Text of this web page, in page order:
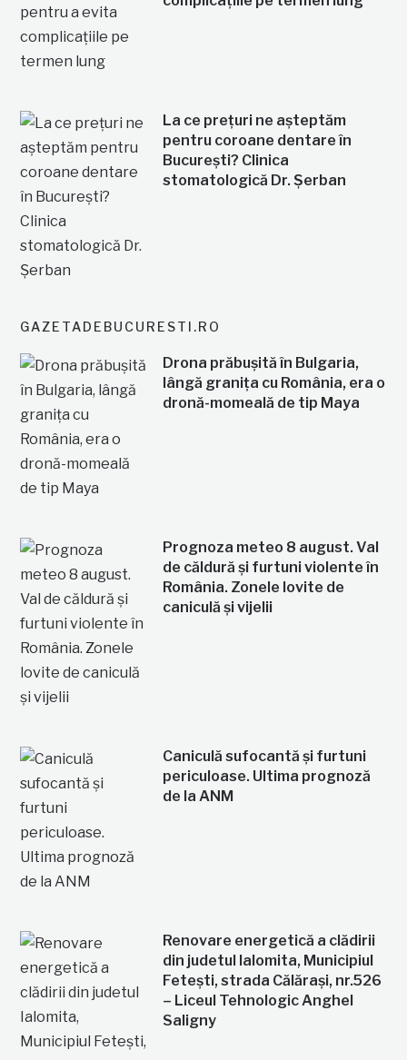
La ce prețuri ne așteptăm
pentru coroane dentare în
București? Clinica
stomatologică Dr. Șerban
GAZETADEBUCURESTI.RO
Drona prăbușită în Bulgaria,
lângă granița cu România, era o
dronă-momeală de tip Maya
Prognoza meteo 8 august. Val
de căldură și furtuni violente în
România. Zonele lovite de
caniculă și vijelii
Caniculă sufocantă și furtuni
periculoase. Ultima prognoză
de la ANM
Renovare energetică a clădirii
din judetul Ialomita, Municipiul
Fetești, strada Călărași, nr.526
– Liceul Tehnologic Anghel
Saligny